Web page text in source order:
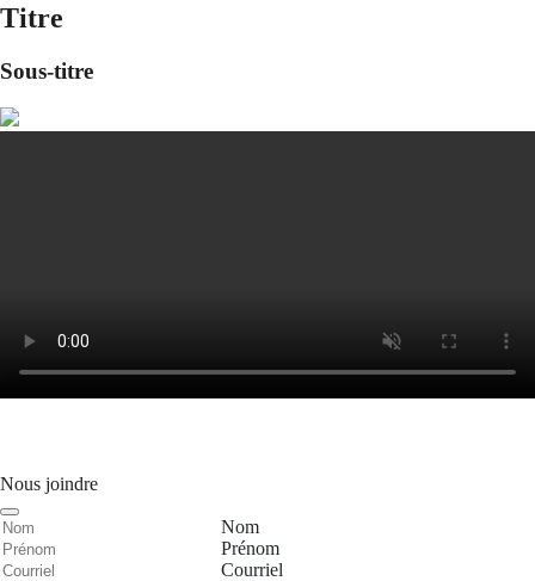
Titre
Sous-titre
Nous joindre
Nom
Prénom
Courriel